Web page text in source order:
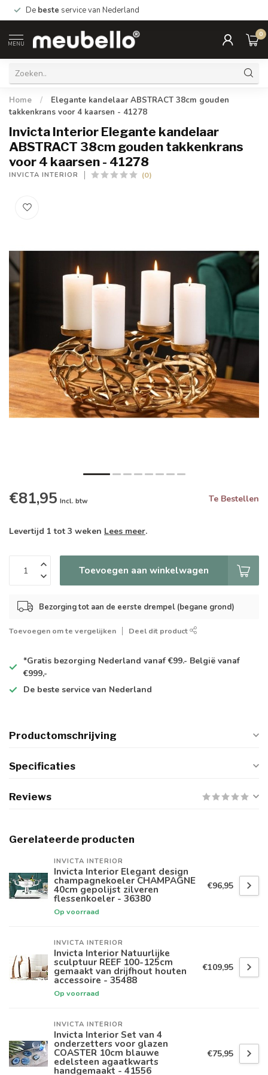
De beste service van Nederland
MENU
0
Home /
Elegante kandelaar ABSTRACT 38cm gouden
takkenkrans voor 4 kaarsen - 41278
Invicta Interior Elegante kandelaar
ABSTRACT 38cm gouden takkenkrans
voor 4 kaarsen - 41278
INVICTA INTERIOR (0)
€81,95 Incl. btw Te Bestellen
Levertijd 1 tot 3 weken Lees meer.
Toevoegen aan winkelwagen
Bezorging tot aan de eerste drempel (begane grond)
Toevoegen om te vergelijken Deel dit product
*Gratis bezorging Nederland vanaf €99.- België vanaf
€999,-
De beste service van Nederland
Productomschrijving
Specificaties
Reviews
Gerelateerde producten
INVICTA INTERIOR
Invicta Interior Elegant design
champagnekoeler CHAMPAGNE
40cm gepolijst zilveren
flessenkoeler - 36380
Op voorraad
€96,95
INVICTA INTERIOR
Invicta Interior Natuurlijke
sculptuur REEF 100-125cm
gemaakt van drijfhout houten
accessoire - 35488
Op voorraad
€109,95
INVICTA INTERIOR
Invicta Interior Set van 4
onderzetters voor glazen
COASTER 10cm blauwe
edelsteen agaatkwarts
handgemaakt - 41556
€75,95